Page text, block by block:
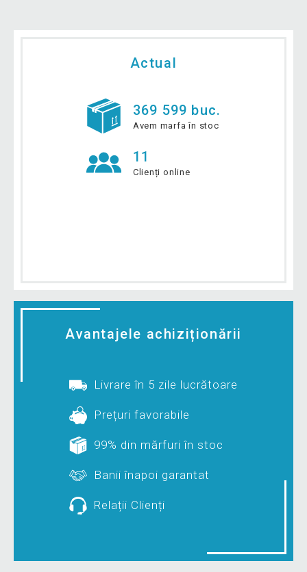
Actual
369 599 buc.
Avem marfa în stoc
11
Clienți online
Avantajele achiziționării
Livrare în 5 zile lucrătoare
Prețuri favorabile
99% din mărfuri în stoc
Banii înapoi garantat
Relații Clienți